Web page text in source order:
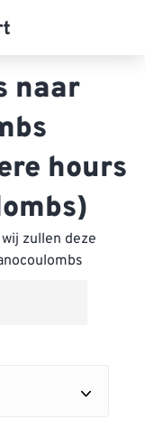
naar
hours
zullen deze